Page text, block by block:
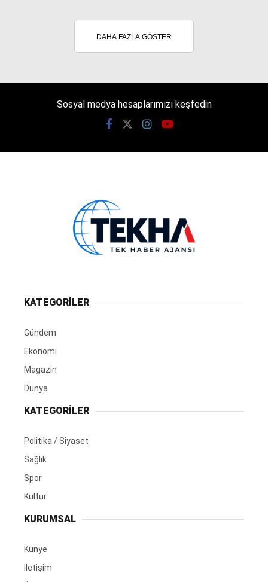
DAHA FAZLA GÖSTER
Sosyal medya hesaplarımızı keşfedin
KATEGORİLER
Gündem
Ekonomi
Magazin
Dünya
KATEGORİLER
Politika / Siyaset
Sağlık
Spor
Kültür
KURUMSAL
Künye
İletişim